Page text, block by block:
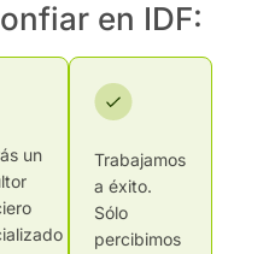
en IDF:
un
Trabajamos
a éxito.
Sólo
percibimos